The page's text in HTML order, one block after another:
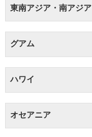
東南アジア・南アジア
グアム
ハワイ
オセアニア